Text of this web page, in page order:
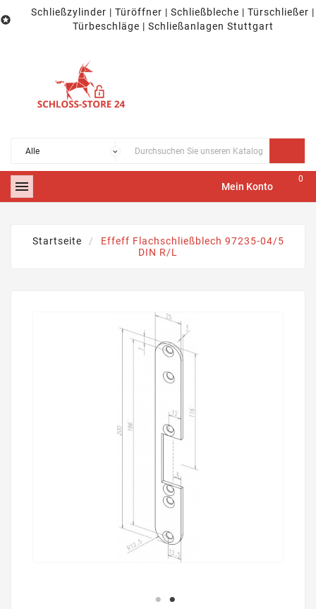

Schließzylinder | Türöffner | Schließbleche | Türschließer |
Türbeschläge | Schließanlagen Stuttgart
 Mein Konto
0
Startseite
Effeff Flachschließblech 97235-04/5
DIN R/L